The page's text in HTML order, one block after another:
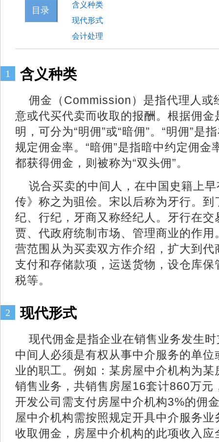
目录
含义种类
现代形式
会计处理
1 含义种类
佣金（Commission）是指代理人或
意或代买代卖而收取的报酬。根据佣
明，可分为“明佣”或“暗佣”。“明佣”是
规定佣金率。“暗佣”是指暗中约定佣金
都获得佣金，则被称为“双头佣”。
说合买卖的中间人，在中国史籍上
传》称之为驵侩。宋以后称为牙行。
纪、行纪，牙商又称经纪人。牙行在
贾、代政府统制市场、管理商业的作
营范围从为买卖双方作介绍，扩大到
支付和存储款项，运送货物，设仓库
税等。
2 现代形式
现代佣金是指企业在销售业务发生
中间人必须是有权从事中介服务的单
业的职工。例如：某房屋中介机构为
销售业务，共销售房屋16套计860万元
开发公司需支付房屋中介机构3%的佣
屋中介机构需按照规定开具中介服务
收取佣金，房屋中介机构的此项收入